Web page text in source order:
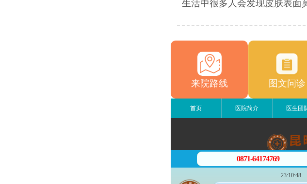
生活中很多人会发现皮肤表面
来院路线 图文问诊
首页 医院简介 医生团
昆
0871-64174769
23:10:48